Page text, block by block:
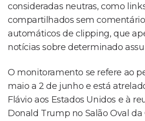
consideradas neutras, como
compartilhados sem
automáticos de clipping, que
notícias sobre determinado
O monitoramento se refere ao
maio a 2 de junho e está
Flávio aos Estados Unidos e à
Donald Trump no Salão Oval da